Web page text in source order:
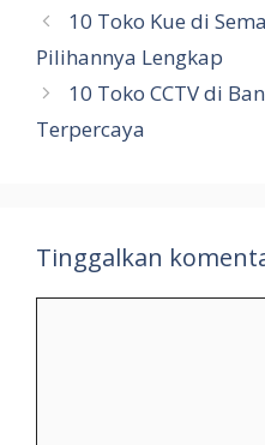
10 Toko Kue di
Pilihannya Lengkap
10 Toko CCTV di
Terpercaya
Tinggalkan